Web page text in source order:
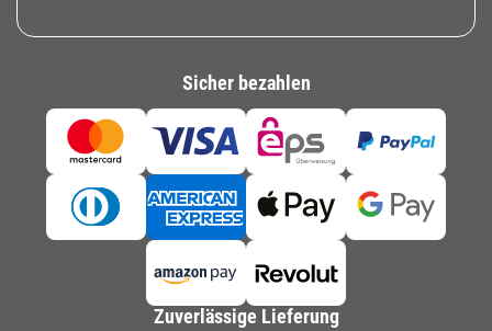
Sicher bezahlen
Zuverlässige Lieferung